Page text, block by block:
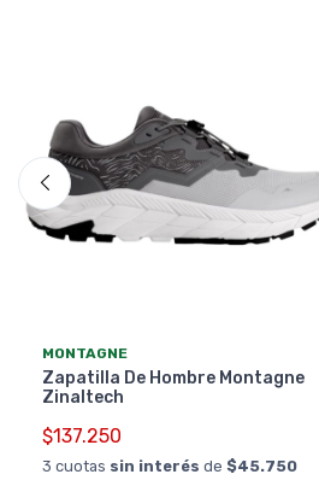
MONTAGNE
Zapatilla De Hombre Montagne
Zinaltech
$137.250
3 cuotas sin interés de $45.750